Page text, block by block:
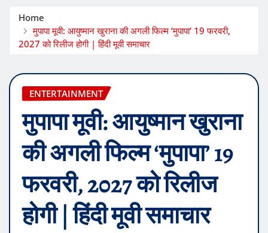
Home
मुपापा मूवी: आयुष्मान खुराना की अगली फिल्म ‘मुपापा’ 19 फरवरी,
2027 को रिलीज होगी | हिंदी मूवी समाचार
ENTERTAINMENT
मुपापा मूवी: आयुष्मान खुराना
की अगली फिल्म ‘मुपापा’ 19
फरवरी, 2027 को रिलीज
होगी | हिंदी मूवी समाचार